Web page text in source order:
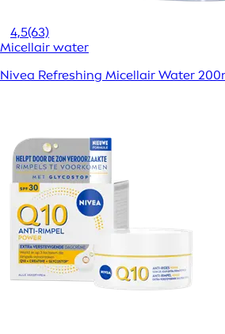
4,5(63)
Micellair water
Nivea Refreshing Micellair Water